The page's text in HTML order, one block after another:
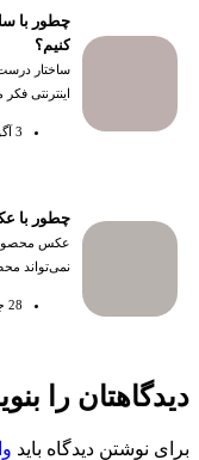
چطور با
کنیم؟
ساختار
اینترنتی
3 آگوست 2026
چطور با
عکس محصول
نمی‌تواند
28 جولای 2026
دیدگاهتان را
برای نوشتن دیدگاه باید